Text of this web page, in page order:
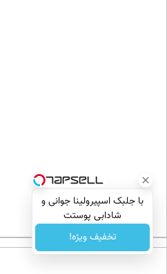
با جلبک اسپیرولینا جوانی و
شادابی پوستت
تضمینه50%تخفیف
تخفیف ویژه!